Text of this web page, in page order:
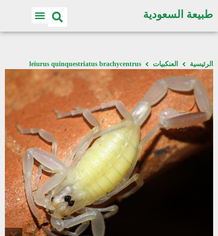
طبيعة السعودية
الرئيسية العنكبيات leiurus quinquestriatus brachycentrus